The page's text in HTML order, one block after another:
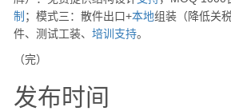
制 ；模式三：散件出口+本地组装（降低关
件、测试工装、 培训 支持。
（完）
发布时间